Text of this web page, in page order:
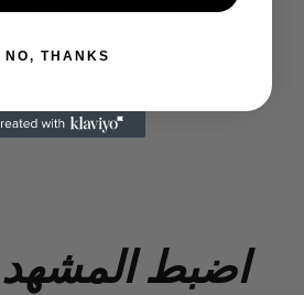
اضبط
NO, THANKS